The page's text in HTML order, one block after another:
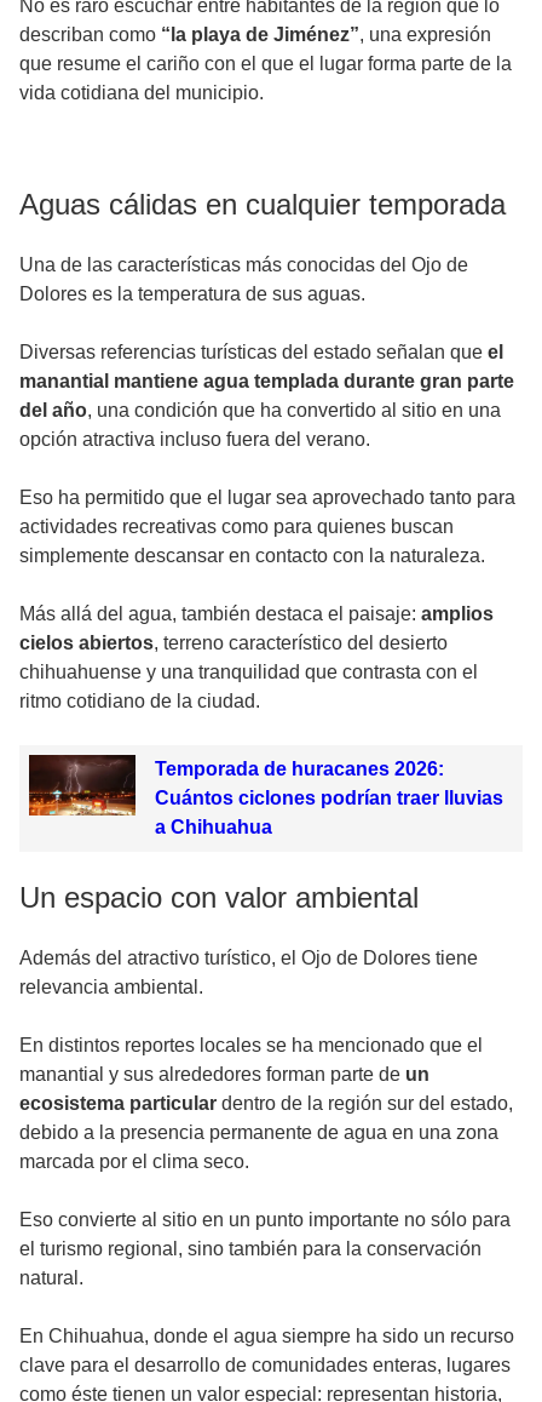
No es raro escuchar entre habitantes de la región que lo
describan como “la playa de Jiménez”, una expresión
que resume el cariño con el que el lugar forma parte de la
vida cotidiana del municipio.
Aguas cálidas en cualquier temporada
Una de las características más conocidas del Ojo de
Dolores es la temperatura de sus aguas.
Diversas referencias turísticas del estado señalan que el
manantial mantiene agua templada durante gran parte
del año, una condición que ha convertido al sitio en una
opción atractiva incluso fuera del verano.
Eso ha permitido que el lugar sea aprovechado tanto para
actividades recreativas como para quienes buscan
simplemente descansar en contacto con la naturaleza.
Más allá del agua, también destaca el paisaje: amplios
cielos abiertos, terreno característico del desierto
chihuahuense y una tranquilidad que contrasta con el
ritmo cotidiano de la ciudad.
Temporada de huracanes 2026:
Cuántos ciclones podrían traer lluvias
a Chihuahua
Un espacio con valor ambiental
Además del atractivo turístico, el Ojo de Dolores tiene
relevancia ambiental.
En distintos reportes locales se ha mencionado que el
manantial y sus alrededores forman parte de un
ecosistema particular dentro de la región sur del estado,
debido a la presencia permanente de agua en una zona
marcada por el clima seco.
Eso convierte al sitio en un punto importante no sólo para
el turismo regional, sino también para la conservación
natural.
En Chihuahua, donde el agua siempre ha sido un recurso
clave para el desarrollo de comunidades enteras, lugares
como éste tienen un valor especial: representan historia,